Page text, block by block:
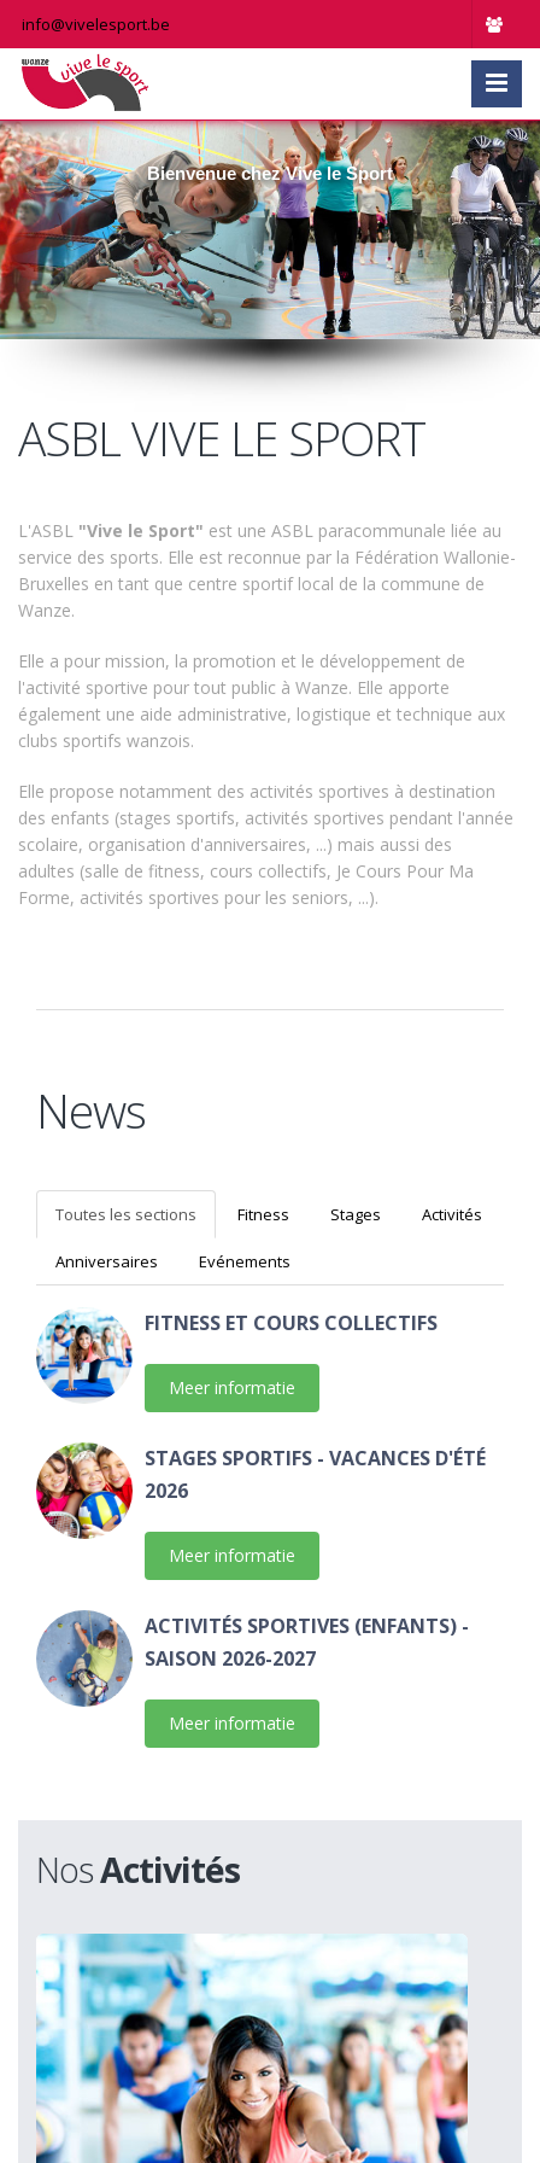
info@vivelesport.be
Bienvenue chez Vive le Sport
ASBL VIVE LE SPORT
L'ASBL "Vive le Sport" est une ASBL paracommunale liée au
service des sports. Elle est reconnue par la Fédération Wallonie-
Bruxelles en tant que centre sportif local de la commune de
Wanze.
Elle a pour mission, la promotion et le développement de
l'activité sportive pour tout public à Wanze. Elle apporte
également une aide administrative, logistique et technique aux
clubs sportifs wanzois.
Elle propose notamment des activités sportives à destination
des enfants (stages sportifs, activités sportives pendant l'année
scolaire, organisation d'anniversaires, ...) mais aussi des
adultes (salle de fitness, cours collectifs, Je Cours Pour Ma
Forme, activités sportives pour les seniors, ...).
News
Toutes les sections Fitness Stages Activités
Anniversaires Evénements
FITNESS ET COURS COLLECTIFS
Meer informatie
STAGES SPORTIFS - VACANCES D'ÉTÉ
2026
Meer informatie
ACTIVITÉS SPORTIVES (ENFANTS) -
SAISON 2026-2027
Meer informatie
NosActivités